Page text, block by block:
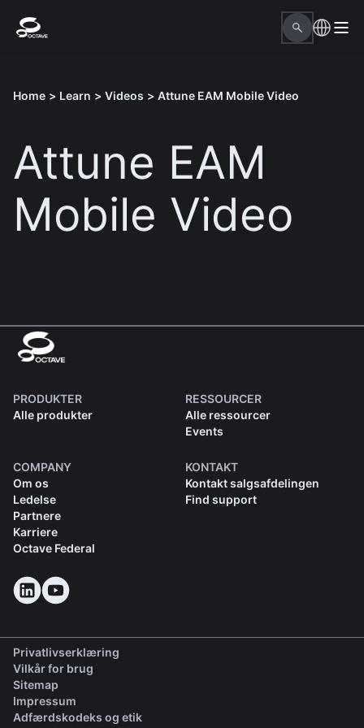
Home > Learn > Videos > Attune EAM Mobile Video
Attune EAM
Mobile Video
PRODUKTER
Alle produkter
RESSOURCER
Alle ressourcer
Events
COMPANY
Om os
Ledelse
Partnere
Karriere
Octave Federal
KONTAKT
Kontakt salgsafdelingen
Find support
Privatlivserklæring
Vilkår for brug
Sitemap
Impressum
Adfærdskodeks og etik(opens in a new tab)